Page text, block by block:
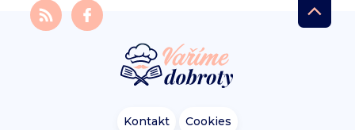
Kontakt Cookies